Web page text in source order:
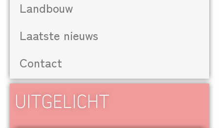
Landbouw
Laatste nieuws
Contact
UITGELICHT